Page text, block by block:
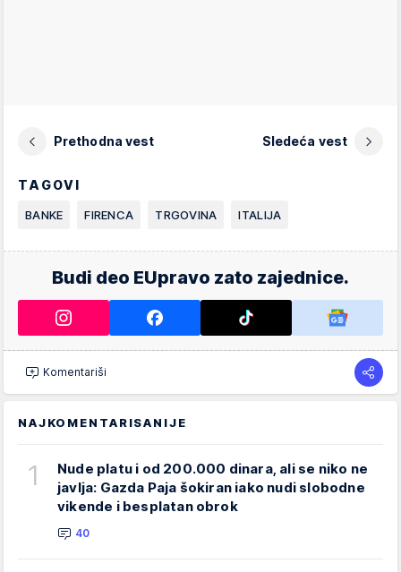
Prethodna vest Sledeća vest
TAGOVI
BANKE FIRENCA TRGOVINA ITALIJA
Budi deo EUpravo zato zajednice.
Komentariši
NAJKOMENTARISANIJE
1
Nude platu i od 200.000 dinara, ali se niko ne
javlja: Gazda Paja šokiran iako nudi slobodne
vikende i besplatan obrok
40